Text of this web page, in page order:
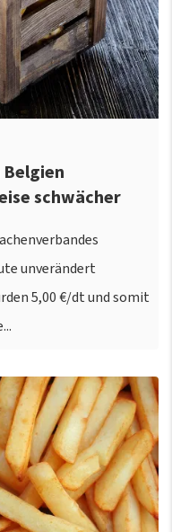
schwächer
unverändert
5,00 €/dt und somit